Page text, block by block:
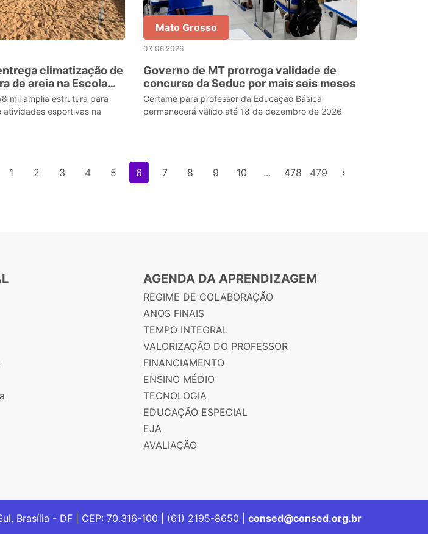
climatização de
de areia na Escola
Leovegildo de
mil amplia estrutura para
esportivas na
Mato Grosso
03.06.2026
Governo de MT prorroga validade de
concurso da Seduc por mais seis meses
Certame para professor da Educação Básica
permanecerá válido até 18 de dezembro de 2026
1 2 3 4 5 6 7 8 9 10 ... 478 479 ›
AGENDA DA APRENDIZAGEM
REGIME DE COLABORAÇÃO
ANOS FINAIS
TEMPO INTEGRAL
VALORIZAÇÃO DO PROFESSOR
FINANCIAMENTO
ENSINO MÉDIO
TECNOLOGIA
EDUCAÇÃO ESPECIAL
EJA
AVALIAÇÃO
Brasília - DF | CEP: 70.316-100 | (61) 2195-8650 | consed@consed.org.br